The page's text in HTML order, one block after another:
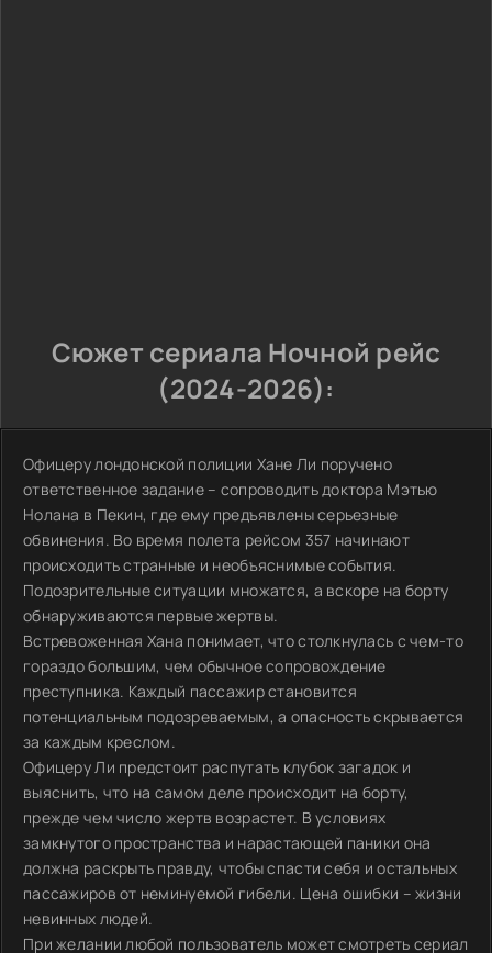
Сюжет сериала Ночной рейс
(2024-2026):
Офицеру лондонской полиции Хане Ли поручено
ответственное задание – сопроводить доктора Мэтью
Нолана в Пекин, где ему предъявлены серьезные
обвинения. Во время полета рейсом 357 начинают
происходить странные и необъяснимые события.
Подозрительные ситуации множатся, а вскоре на борту
обнаруживаются первые жертвы.
Встревоженная Хана понимает, что столкнулась с чем-то
гораздо большим, чем обычное сопровождение
преступника. Каждый пассажир становится
потенциальным подозреваемым, а опасность скрывается
за каждым креслом.
Офицеру Ли предстоит распутать клубок загадок и
выяснить, что на самом деле происходит на борту,
прежде чем число жертв возрастет. В условиях
замкнутого пространства и нарастающей паники она
должна раскрыть правду, чтобы спасти себя и остальных
пассажиров от неминуемой гибели. Цена ошибки – жизни
невинных людей.
При желании любой пользователь может смотреть сериал